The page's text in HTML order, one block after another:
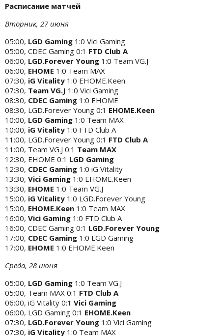
Расписание матчей
Вторник, 27 июня
05:00, LGD Gaming 1:0 Vici Gaming
05:00, CDEC Gaming 0:1 FTD Club A
06:00, LGD.Forever Young 1:0 Team VG.J
06:00, EHOME 1:0 Team MAX
07:30, iG Vitality 1:0 EHOME.Keen
07:30, Team VG.J 1:0 Vici Gaming
08:30, CDEC Gaming 1:0 EHOME
08:30, LGD.Forever Young 0:1 EHOME.Keen
10:00, LGD Gaming 1:0 Team MAX
10:00, iG Vitality 1:0 FTD Club A
11:00, LGD.Forever Young 0:1 FTD Club A
11:00, Team VG.J 0:1 Team MAX
12:30, EHOME 0:1 LGD Gaming
12:30, CDEC Gaming 1:0 iG Vitality
13:30, Vici Gaming 1:0 EHOME.Keen
13:30, EHOME 1:0 Team VG.J
15:00, iG Vitality 1:0 LGD.Forever Young
15:00, EHOME.Keen 1:0 Team MAX
16:00, Vici Gaming 1:0 FTD Club A
16:00, CDEC Gaming 0:1 LGD.Forever Young
17:00, CDEC Gaming 1:0 LGD Gaming
17:00, EHOME 1:0 EHOME.Keen
Среда, 28 июня
05:00, LGD Gaming 1:0 Team VG.J
05:00, Team MAX 0:1 FTD Club A
06:00, iG Vitality 0:1 Vici Gaming
06:00, LGD Gaming 0:1 EHOME.Keen
07:30, LGD.Forever Young 1:0 Vici Gaming
07:30, iG Vitality 1:0 Team MAX